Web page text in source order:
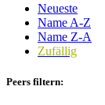
Neueste
Name A-Z
Name Z-A
Zufällig
Peers filtern: